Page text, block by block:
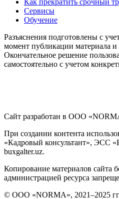
Как прекратить срочный
Сервисы
Обучение
Разъяснения подготовлены с
момент публикации материала
Окончательное решение
самостоятельно с учетом
Сайт разработан в ООО
При создании контента
«Кадровый консультант», ЭСС
buxgalter.uz.
Копирование материалов сайта
администрацией ресурса
© ООО «NORMA», 2021–2025